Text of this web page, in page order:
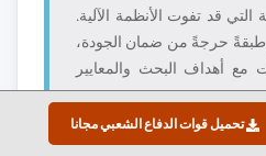
تحميل قوات الدفاع الشعبي مجانا
التي قد تفوت الأنظمة الآلية.
طبقةً حرجةً من ضمان الجودة،
مع أهداف البحث والمعايير
الثلاث طبقات لدينا أقصى